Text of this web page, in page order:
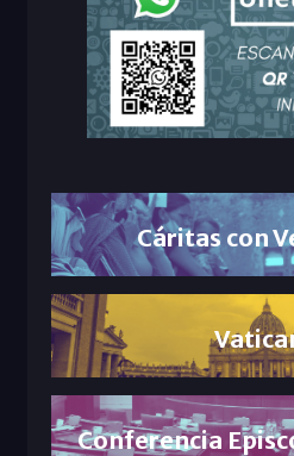
Cáritas con
Conferencia